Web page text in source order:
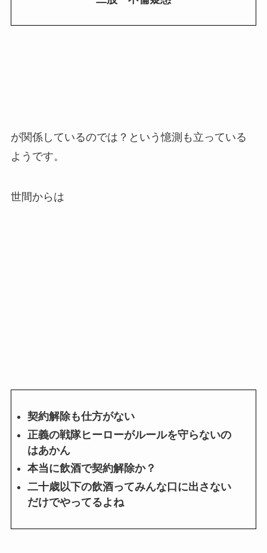
が関係しているのでは？という憶測も立っている
ようです。
世間からは
契約解除も仕方がない
正義の戦隊ヒーローがルールを守らないの
はあかん
本当に飲酒で契約解除か？
二十歳以下の飲酒ってみんな口に出さない
だけでやってるよね